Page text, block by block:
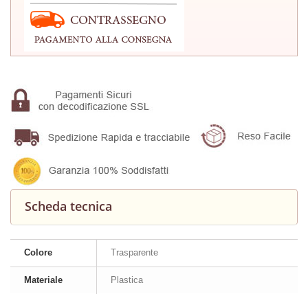
Scheda tecnica
Colore Trasparente
Materiale Plastica